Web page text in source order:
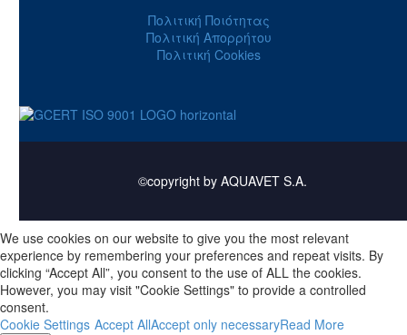
Πολιτική Ποιότητας
Πολιτική Απορρήτου
Πολιτική Cookies
©copyright by AQUAVET S.A.
We use cookies on our website to give you the most relevant
experience by remembering your preferences and repeat visits. By
clicking “Accept All”, you consent to the use of ALL the cookies.
However, you may visit "Cookie Settings" to provide a controlled
consent.
Cookie Settings Accept AllAccept only necessaryRead More